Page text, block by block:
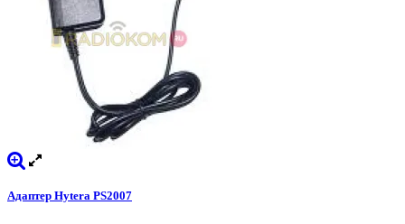
Адаптер Hytera PS2007